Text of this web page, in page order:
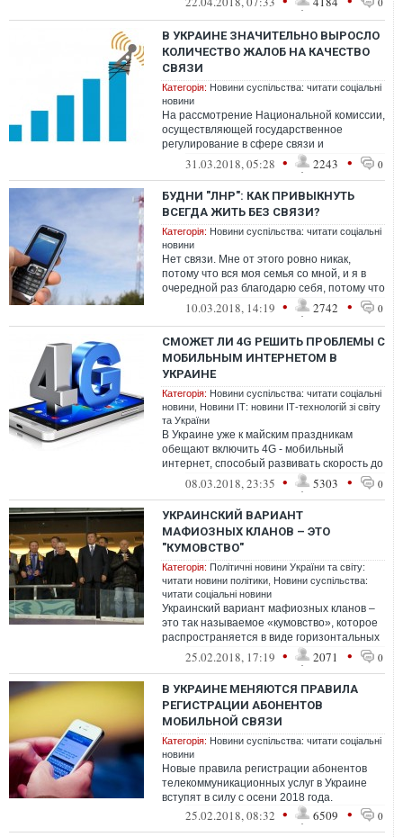
В УКРАИНЕ ЗНАЧИТЕЛЬНО ВЫРОСЛО
КОЛИЧЕСТВО ЖАЛОБ НА КАЧЕСТВО
СВЯЗИ
Категорія: Новини суспільства: читати соціальні
новини
На рассмотрение Национальной комиссии,
осуществляющей государственное
регулирование в сфере связи и
информатизации (НКРСИ), в 2017 году
поступило 10,6...
31.03.2018, 05:28 • 2243 • 0
БУДНИ "ЛНР": КАК ПРИВЫКНУТЬ
ВСЕГДА ЖИТЬ БЕЗ СВЯЗИ?
Категорія: Новини суспільства: читати соціальні
новини
Нет связи. Мне от этого ровно никак,
потому что вся моя семья со мной, и я в
очередной раз благодарю себя, потому что
я в свое время не разлучилась с ...
10.03.2018, 14:19 • 2742 • 0
СМОЖЕТ ЛИ 4G РЕШИТЬ ПРОБЛЕМЫ С
МОБИЛЬНЫМ ИНТЕРНЕТОМ В
УКРАИНЕ
Категорія: Новини суспільства: читати соціальні
новини Новини ІТ: новини ІТ-технологій зі світу
та України
В Украине уже к майским праздникам
обещают включить 4G - мобильный
интернет, способый развивать скорость до
100 М/бит в секунду.
08.03.2018, 23:35 • 5303 • 0
УКРАИНСКИЙ ВАРИАНТ
МАФИОЗНЫХ КЛАНОВ – ЭТО
"КУМОВСТВО"
Категорія: Політичні новини України та світу:
читати новини політики Новини суспільства:
читати соціальні новини
Украинский вариант мафиозных кланов –
это так называемое «кумовство», которое
распространяется в виде горизонтальных
и вертикальных общественно-полити...
25.02.2018, 17:19 • 2071 • 0
В УКРАИНЕ МЕНЯЮТСЯ ПРАВИЛА
РЕГИСТРАЦИИ АБОНЕНТОВ
МОБИЛЬНОЙ СВЯЗИ
Категорія: Новини суспільства: читати соціальні
новини
Новые правила регистрации абонентов
телекоммуникационных услуг в Украине
вступят в силу с осени 2018 года.
25.02.2018, 08:32 • 6509 • 0